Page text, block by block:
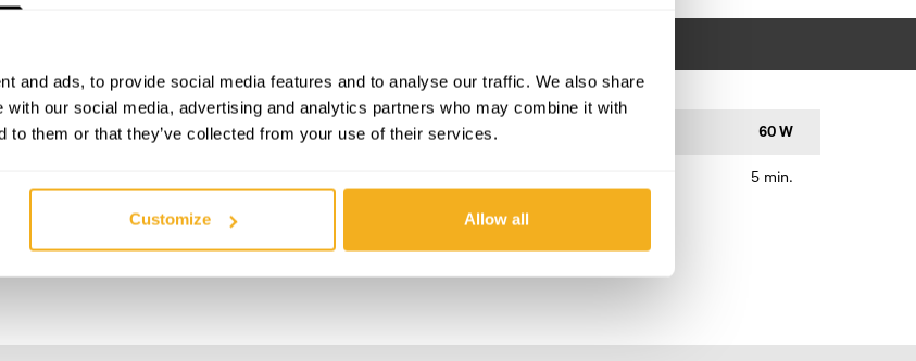
and ads, to provide social media features and to analyse our traffic. We also share
with our social media, advertising and analytics partners who may combine it with
to them or that they’ve collected from your use of their services.
Customize Allow all
10 mm Puissance absorbée 60 W
5 min.